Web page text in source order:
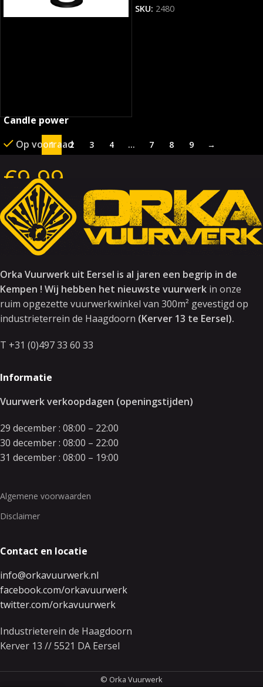
SKU: 2480
Candle power
Op voorraad
€9.99
SKU:3424
1 2 3 4 … 7 8 9 →
Orka Vuurwerk uit Eersel is al jaren een begrip in de
Kempen ! Wij hebben het nieuwste vuurwerk in onze
ruim opgezette vuurwerkwinkel van 300m² gevestigd op
industrieterrein de Haagdoorn (Kerver 13 te Eersel).
T +31 (0)497 33 60 33
Informatie
Vuurwerk verkoopdagen (openingstijden)
29 december : 08:00 – 22:00
30 december : 08:00 – 22:00
31 december : 08:00 – 19:00
Algemene voorwaarden
Disclaimer
Contact en locatie
info@orkavuurwerk.nl
facebook.com/orkavuurwerk
twitter.com/orkavuurwerk
Industrieterein de Haagdoorn
Kerver 13 // 5521 DA Eersel
© Orka Vuurwerk